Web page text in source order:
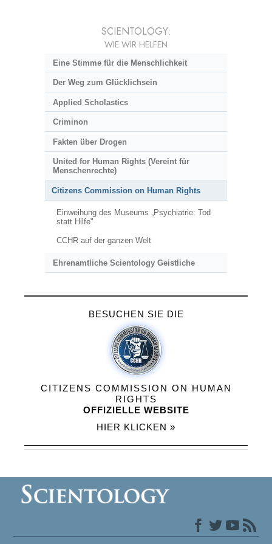
SCIENTOLOGY:
WIE WIR HELFEN
Eine Stimme für die Menschlichkeit
Der Weg zum Glücklichsein
Applied Scholastics
Criminon
Fakten über Drogen
United for Human Rights (Vereint für
Menschenrechte)
Citizens Commission on Human Rights
Einweihung des Museums „Psychiatrie: Tod
statt Hilfe"
CCHR auf der ganzen Welt
Ehrenamtliche Scientology Geistliche
BESUCHEN SIE DIE
CITIZENS COMMISSION ON HUMAN
RIGHTS
OFFIZIELLE WEBSITE
HIER KLICKEN »